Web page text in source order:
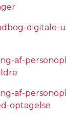
digitale-
af-
af-
optagelse